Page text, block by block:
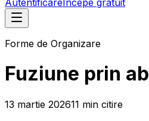
Forme de Organizare
Fuziune prin
13 martie 202611 min citire